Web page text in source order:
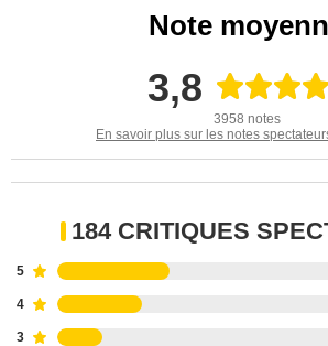
Note
3,8
3958 notes
En savoir plus sur les notes
184 CRITIQUES
5
4
3